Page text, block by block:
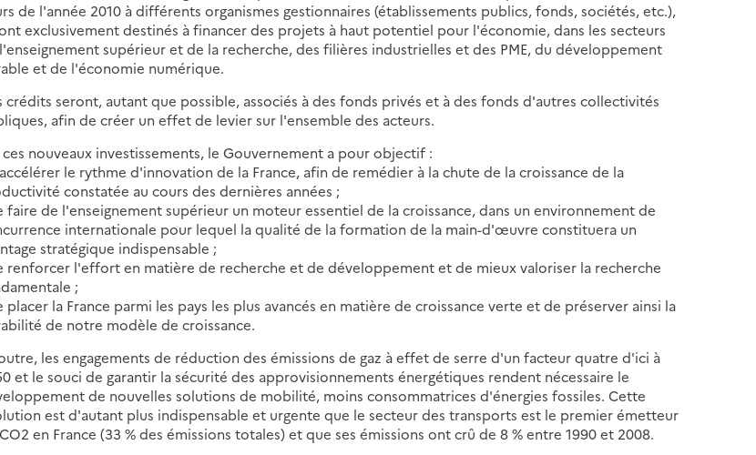
de l'année 2010 à différents organismes gestionnaires (établissements publics, fonds, sociétés, etc.),
exclusivement destinés à financer des projets à haut potentiel pour l'économie, dans les secteurs
supérieur et de la recherche, des filières industrielles et des PME, du développement
et de l'économie numérique.
crédits seront, autant que possible, associés à des fonds privés et à des fonds d'autres collectivités
afin de créer un effet de levier sur l'ensemble des acteurs.
ces nouveaux investissements, le Gouvernement a pour objectif :
le rythme d'innovation de la France, afin de remédier à la chute de la croissance de la
constatée au cours des dernières années ;
faire de l'enseignement supérieur un moteur essentiel de la croissance, dans un environnement de
internationale pour lequel la qualité de la formation de la main-d'œuvre constituera un
stratégique indispensable ;
renforcer l'effort en matière de recherche et de développement et de mieux valoriser la recherche
;
placer la France parmi les pays les plus avancés en matière de croissance verte et de préserver ainsi la
de notre modèle de croissance.
les engagements de réduction des émissions de gaz à effet de serre d'un facteur quatre d'ici à
et le souci de garantir la sécurité des approvisionnements énergétiques rendent nécessaire le
de nouvelles solutions de mobilité, moins consommatrices d'énergies fossiles. Cette
est d'autant plus indispensable et urgente que le secteur des transports est le premier émetteur
en France (33 % des émissions totales) et que ses émissions ont crû de 8 % entre 1990 et 2008.